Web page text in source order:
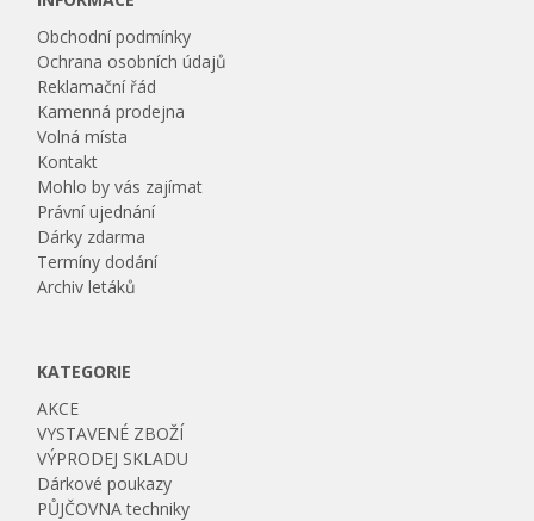
Obchodní podmínky
Ochrana osobních údajů
Reklamační řád
Kamenná prodejna
Volná místa
Kontakt
Mohlo by vás zajímat
Právní ujednání
Dárky zdarma
Termíny dodání
Archiv letáků
KATEGORIE
AKCE
VYSTAVENÉ ZBOŽÍ
VÝPRODEJ SKLADU
Dárkové poukazy
PŮJČOVNA techniky